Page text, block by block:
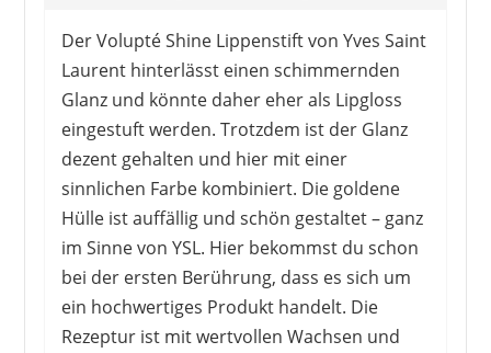
Der Volupté Shine Lippenstift von Yves Saint
Laurent hinterlässt einen schimmernden
Glanz und könnte daher eher als Lipgloss
eingestuft werden. Trotzdem ist der Glanz
dezent gehalten und hier mit einer
sinnlichen Farbe kombiniert. Die goldene
Hülle ist auffällig und schön gestaltet – ganz
im Sinne von YSL. Hier bekommst du schon
bei der ersten Berührung, dass es sich um
ein hochwertiges Produkt handelt. Die
Rezeptur ist mit wertvollen Wachsen und